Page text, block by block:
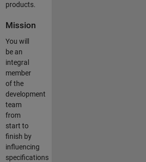
products.
Mission
You will
be an
integral
member
of the
development
team
from
start to
finish by
influencing
specifications